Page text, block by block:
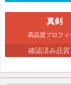
真剣
高品質プロフィ
確認済み品質